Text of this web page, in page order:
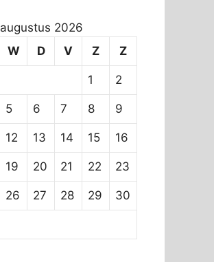
augustus 2026
W D V Z Z
1 2
5 6 7 8 9
12 13 14 15 16
19 20 21 22 23
26 27 28 29 30